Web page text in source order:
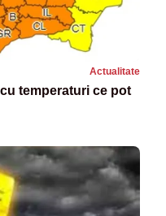
Actualitate
temperaturi ce pot